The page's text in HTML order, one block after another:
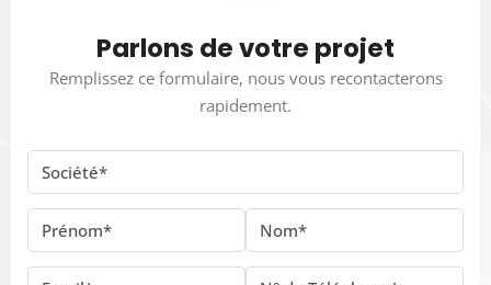
Parlons de votre projet
Remplissez ce formulaire, nous vous recontacterons
rapidement.